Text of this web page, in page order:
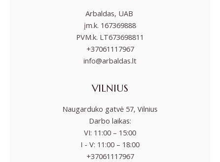
Arbaldas, UAB
įm.k. 167369888
PVM.k. LT673698811
+37061117967
info@arbaldas.lt
VILNIUS
Naugarduko gatvė 57, Vilnius
Darbo laikas:
VI: 11:00 – 15:00
I - V: 11:00 – 18:00
+37061117967